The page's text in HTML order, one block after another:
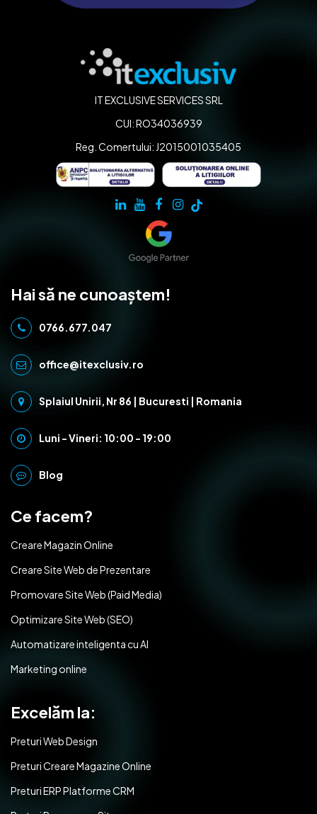
IT EXCLUSIVE SERVICES SRL
CUI: RO34036939
Reg. Comertului: J2015001035405
Hai să ne cunoaștem!
0766.677.047
office@itexclusiv.ro
Splaiul Unirii, Nr 86 | Bucuresti | Romania
Luni - Vineri: 10:00 - 19:00
Blog
Ce facem?
Creare Magazin Online
Creare Site Web de Prezentare
Promovare Site Web (Paid Media)
Optimizare Site Web (SEO)
Automatizare inteligenta cu AI
Marketing online
Excelăm la:
Preturi Web Design
Preturi Creare Magazine Online
Preturi ERP Platforme CRM